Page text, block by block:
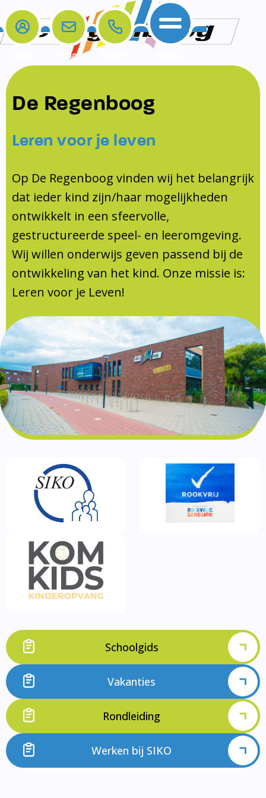
Home
De school
Opleiding en Stage
KomKids
Schoolvakanties
Ouderraad
Medezeggenschapsraad
Documentatie
Formulieren
SIKO
Ouders
Ouders
Contact
Contact
Contact
Samenwerkingen
Samenwerkingen
Schoollogopedist
E-mail
De Regenboog
Leren voor je leven
Op De Regenboog vinden wij het belangrijk
dat ieder kind zijn/haar mogelijkheden
ontwikkelt in een sfeervolle,
gestructureerde speel- en leeromgeving.
Wij willen onderwijs geven passend bij de
ontwikkeling van het kind. Onze missie is:
Leren voor je Leven!
Schoolgids
Vakanties
Rondleiding
Werken bij SIKO